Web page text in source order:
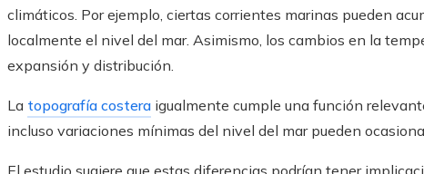
climáticos. Por ejemplo, ciertas corrientes marinas pueden
localmente el nivel del mar. Asimismo, los cambios en la
expansión y distribución.
La topografía costera igualmente cumple una función
incluso variaciones mínimas del nivel del mar pueden